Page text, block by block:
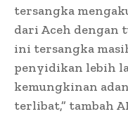
tersangka
dari Aceh dengan
ini tersangka
penyidikan lebih
kemungkinan
terlibat,” tambah